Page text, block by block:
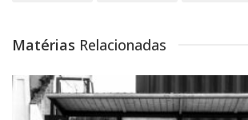
Matérias Relacionadas